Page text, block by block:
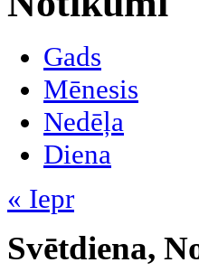
Gads
Mēnesis
Nedēļa
Diena
« Iepr
Svētdiena,